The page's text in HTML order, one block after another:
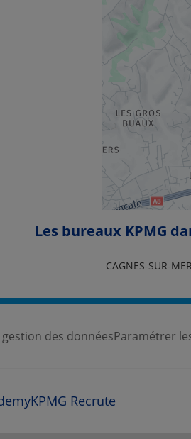
Les bureaux KPMG
CAGNES-SUR-MER
des donnéesParamétrer
KPMG Recrute